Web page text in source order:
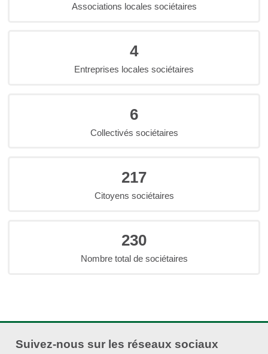
Associations locales sociétaires
4
Entreprises locales sociétaires
6
Collectivés sociétaires
217
Citoyens sociétaires
230
Nombre total de sociétaires
Suivez-nous sur les réseaux sociaux